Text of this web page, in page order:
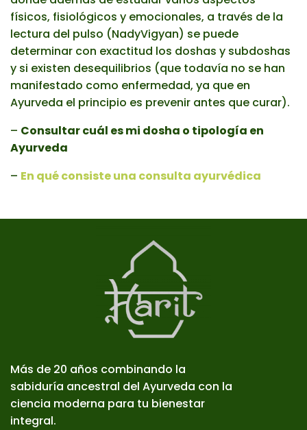
físicos, fisiológicos y emocionales, a través de la
lectura del pulso (NadyVigyan) se puede
determinar con exactitud los doshas y subdoshas
y si existen desequilibrios (que todavía no se han
manifestado como enfermedad, ya que en
Ayurveda el principio es prevenir antes que curar).
– Consultar cuál es mi dosha o tipología en
Ayurveda
– En qué consiste una consulta ayurvédica
Más de 20 años combinando la
sabiduría ancestral del Ayurveda con la
ciencia moderna para tu bienestar
integral.